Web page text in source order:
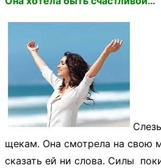
щекам. Она смотрела на свою
сказать ей ни слова. Силы